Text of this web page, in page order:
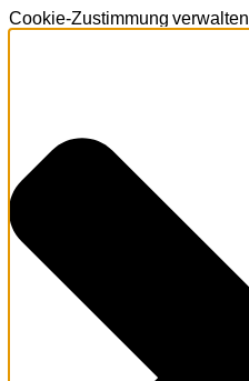
Cookie-Zustimmung verwalten